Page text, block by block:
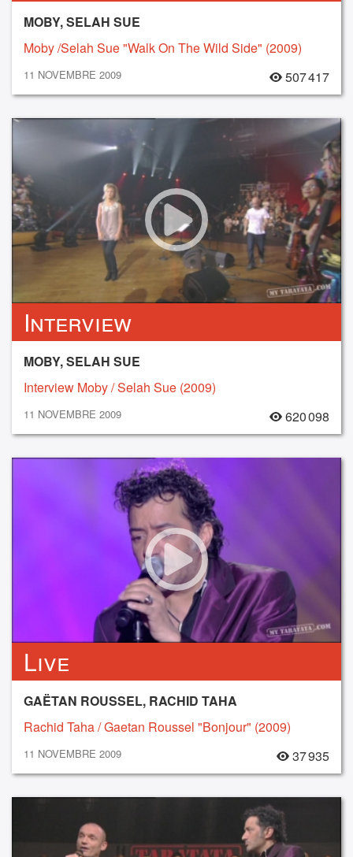
MOBY, SELAH SUE
Moby /Selah Sue "Walk On The Wild Side" (2009)
11 NOVEMBRE 2009 507 417
Interview
MOBY, SELAH SUE
Interview Moby / Selah Sue (2009)
11 NOVEMBRE 2009 620 098
Live
GAËTAN ROUSSEL, RACHID TAHA
Rachid Taha / Gaetan Roussel "Bonjour" (2009)
11 NOVEMBRE 2009 37 935